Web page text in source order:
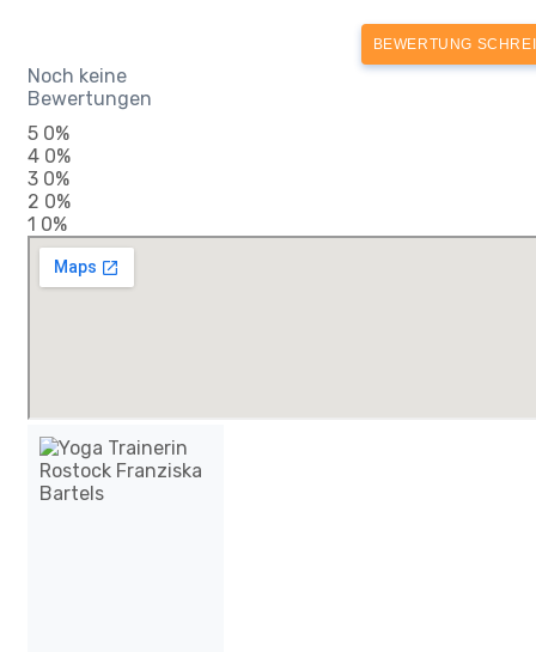
BEWERTUNG
Noch keine
Bewertungen
5 0%
4 0%
3 0%
2 0%
1 0%